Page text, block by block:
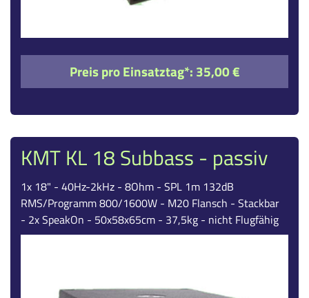
Preis pro Einsatztag*: 35,00 €
KMT KL 18 Subbass - passiv
1x 18" - 40Hz-2kHz - 8Ohm - SPL 1m 132dB
RMS/Programm 800/1600W - M20 Flansch - Stackbar
- 2x SpeakOn - 50x58x65cm - 37,5kg - nicht Flugfähig